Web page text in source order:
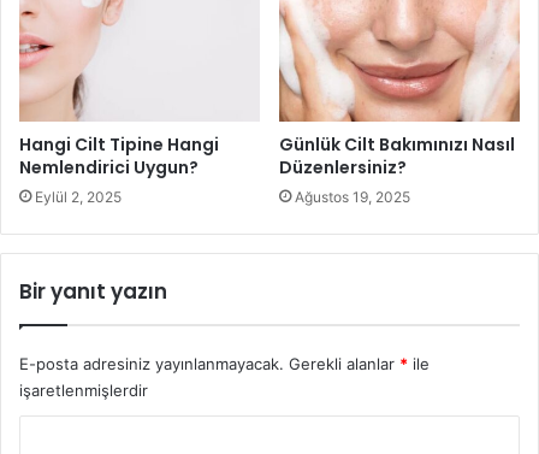
Yıpranmış saça Yumurta
Maskesi
Malzemeler ve Hazırlama:
ekleyin. Bu karışımı saç derilerinize sürüp 20 dakika sonra
soğuk su ile yıkayın. Haftada 1 kez uygulayabilirsiniz.
Hangi Cilt Tipine Hangi
Nemlendirici Uygun?
Eylül 2, 2025
Günlük Cilt Bakımınızı Nasıl
Düzenlersiniz?
Ağustos 19, 2025
Bir yanıt yazın
E-posta adresiniz yayınlanmayacak. Gerekli alanlar * ile
işaretlenmişlerdir